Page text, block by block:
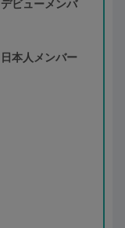
ビューメンバ
本人メンバー